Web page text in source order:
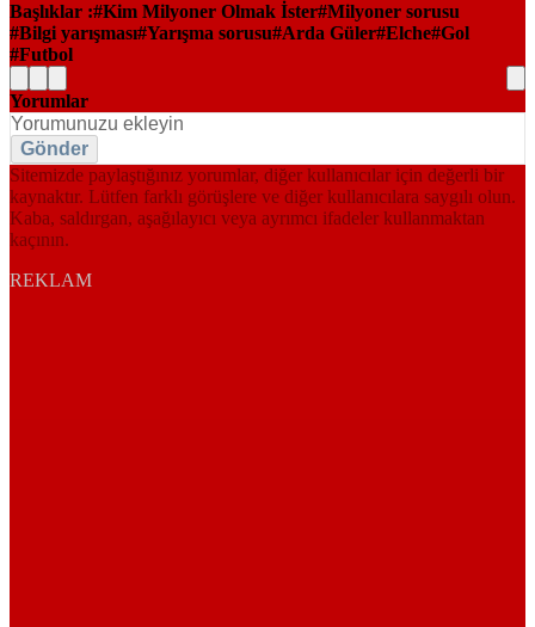
Başlıklar : Kim Milyoner Olmak İster Milyoner sorusu
Bilgi yarışması Yarışma sorusu Arda Güler Elche Gol
Futbol
Yorumlar
Gönder
Sitemizde paylaştığınız yorumlar, diğer kullanıcılar için değerli bir
kaynaktır. Lütfen farklı görüşlere ve diğer kullanıcılara saygılı olun.
Kaba, saldırgan, aşağılayıcı veya ayrımcı ifadeler kullanmaktan
kaçının.
REKLAM